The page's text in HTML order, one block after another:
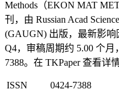
Methods（EKON MAT
刊，由 Russian Acad
(GAUGN) 出版，最新影响
Q4，审稿周期约 5.00 个月
7388。在 TKPaper 查看详
ISSN
0424-7388